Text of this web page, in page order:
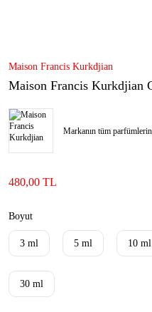
Maison Francis Kurkdjian
Maison Francis Kurkdjian
Markanın tüm
480,00 TL
Boyut
3 ml 5 ml 10 ml
30 ml